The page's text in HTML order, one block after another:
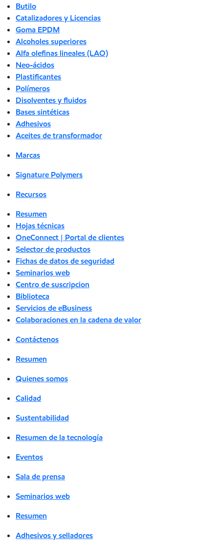
Butilo
Catalizadores y Licencias
Goma EPDM
Alcoholes superiores
Alfa olefinas lineales (LAO)
Neo-ácidos
Plastificantes
Polímeros
Disolventes y fluidos
Bases sintéticas
Adhesivos
Aceites de transformador
Marcas
Signature Polymers
Recursos
Resumen
Hojas técnicas
OneConnect | Portal de clientes
Selector de productos
Fichas de datos de seguridad
Seminarios web
Centro de suscripcion
Biblioteca
Servicios de eBusiness
Colaboraciones en la cadena de valor
Contáctenos
Resumen
Quienes somos
Calidad
Sustentabilidad
Resumen de la tecnología
Eventos
Sala de prensa
Seminarios web
Resumen
Adhesivos y selladores